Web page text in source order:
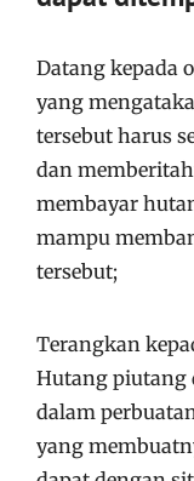
Datang kepada
yang
tersebut harus
dan
membayar
mampu
tersebut;
Terangkan
Hutang piutang
dalam
yang